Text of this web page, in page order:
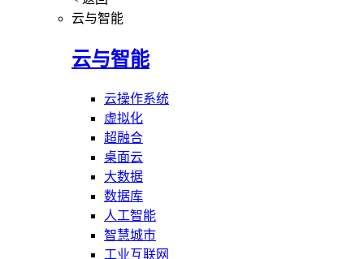
云与智能
云与智能
云操作系统
虚拟化
超融合
桌面云
大数据
数据库
人工智能
智慧城市
工业互联网